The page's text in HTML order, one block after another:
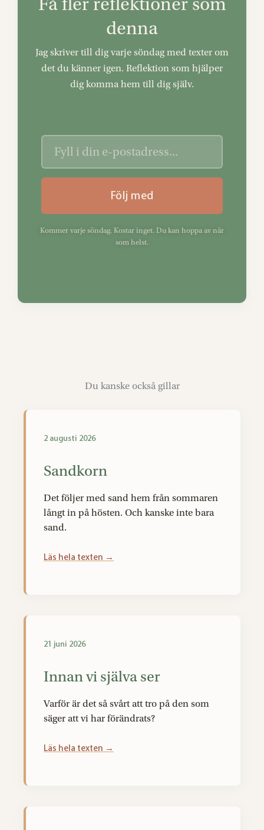
Få fler reflektioner som
denna
Jag skriver till dig varje söndag med texter om
det du känner igen. Reflektion som hjälper
dig komma hem till dig själv.
Följ med
Kommer varje söndag. Kostar inget. Du kan hoppa av när
som helst.
Du kanske också gillar
Sandkorn
Det följer med sand hem från sommaren
långt in på hösten. Och kanske inte bara
sand.
Läs hela texten →
2 augusti 2026
Innan vi själva ser
Varför är det så svårt att tro på den som
säger att vi har förändrats?
Läs hela texten →
21 juni 2026